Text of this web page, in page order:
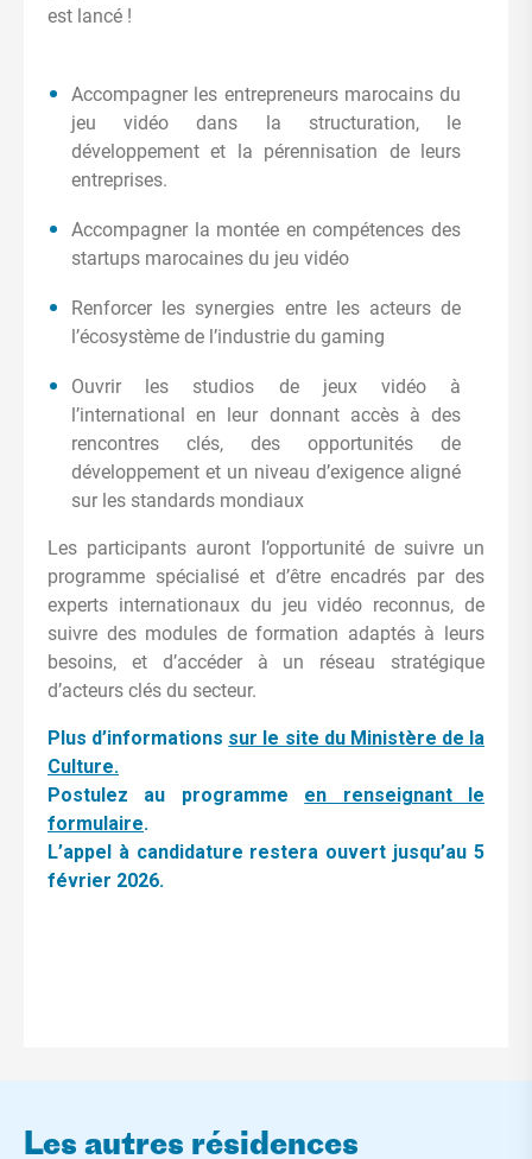
est lancé !
Accompagner les entrepreneurs marocains du
jeu vidéo dans la structuration, le
développement et la pérennisation de leurs
entreprises.
Accompagner la montée en compétences des
startups marocaines du jeu vidéo
Renforcer les synergies entre les acteurs de
l’écosystème de l’industrie du gaming
Ouvrir les studios de jeux vidéo à
l’international en leur donnant accès à des
rencontres clés, des opportunités de
développement et un niveau d’exigence aligné
sur les standards mondiaux
Les participants auront l’opportunité de suivre un
programme spécialisé et d’être encadrés par des
experts internationaux du jeu vidéo reconnus, de
suivre des modules de formation adaptés à leurs
besoins, et d’accéder à un réseau stratégique
d’acteurs clés du secteur.
Plus d’informations sur le site du Ministère de la
Culture.
Postulez au programme en renseignant le
formulaire.
L’appel à candidature restera ouvert jusqu’au 5
février 2026.
Les autres résidences